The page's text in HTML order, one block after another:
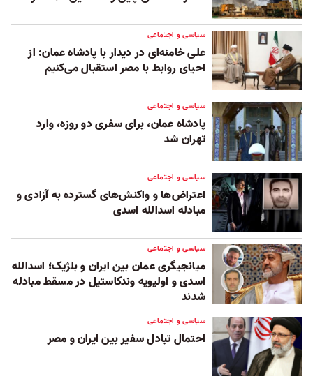
سیاسی و اجتماعی
علی خامنه‌ای در دیدار با پادشاه عمان: از
احیای روابط با مصر استقبال می‌کنیم
سیاسی و اجتماعی
پادشاه عمان، برای سفری دو روزه، وارد
تهران شد
سیاسی و اجتماعی
اعتراض‌ها و واکنش‌های گسترده به آزادی و
مبادله اسدالله اسدی
سیاسی و اجتماعی
میانجیگری عمان بین ایران و بلژیک؛ اسدالله
اسدی و اولیویه وندکاستیل در مسقط مبادله
شدند
سیاسی و اجتماعی
احتمال تبادل سفیر بین ایران و مصر